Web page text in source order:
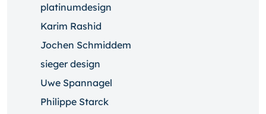
platinumdesign
Karim Rashid
Jochen Schmiddem
sieger design
Uwe Spannagel
Philippe Starck